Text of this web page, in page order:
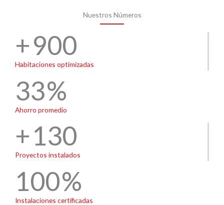
Nuestros Números
900
Habitaciones optimizadas
33
Ahorro promedio
130
Proyectos instalados
100
Instalaciones certificadas